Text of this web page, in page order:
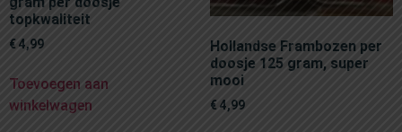
topkwaliteit
€ 4,99
Toevoegen aan
winkelwagen
Hollandse Frambozen per
doosje 125 gram, super
mooi
€ 4,99